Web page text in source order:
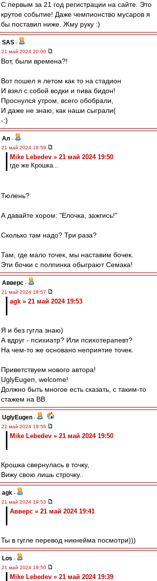
С первым за 21 год регистрации на сайте. Это
крутое событие! Даже чемпионство мусаров я
бы поставил ниже. Жму руку :)
SAS -
21 май 2024 20:00
Вот, были времена?!
Вот пошел я летом как то на стадион
И взял с собой водки и пива бидон!
Проснулся утром, всего обобрали,
И даже не знаю, как наши сыграли(
-:)
Ал -
21 май 2024 19:59
Mike Lebedev » 21 май 2024 19:50
где же Крошка...
Тюлень?
А давайте хором: "Елочка, зажгись!"
Сколько там надо? Три раза?
Там, где мало точек, мы наставим бочек.
Эти бочки с полпинка обыграют Семака!
Авверс -
21 май 2024 19:57
agk » 21 май 2024 19:53
Я и без гугла знаю)
А вдруг - психиатр? Или психотерапевт?
На чем-то же основано неприятие точек.
Приветствуем нового автора!
UglyEugen, welcome!
Должно быть многое есть сказать, с таким-то
стажем на ВВ.
UglyEugen -
21 май 2024 19:56
Mike Lebedev » 21 май 2024 19:50
Крошка свернулась в точку,
Вижу свою лишь строчку..
agk -
21 май 2024 19:53
Авверс » 21 май 2024 19:41
Ты в гугле перевод никнейма посмотри)))
Los -
21 май 2024 19:50
Mike Lebedev » 21 май 2024 19:39